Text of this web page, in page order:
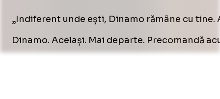
„Indiferent unde ești, Dinamo rămâne cu
Dinamo. Același. Mai departe. Precomandă